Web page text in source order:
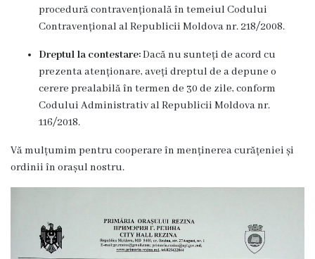
Plăți
încasate
Întreprinderi
subordonate
Grădinița
nr.1
,,Leagănul
copilăriei”
procedură contravențională în temeiul Codului
Contravențional al Republicii Moldova nr. 218/2008.
Dreptul la contestare:Dacă nu sunteți de acord cu
prezenta atenționare, aveți dreptul de a depune o
cerere prealabilă în termen de 30 de zile, conform
Codului Administrativ al Republicii Moldova nr.
116/2018.
Vă mulțumim pentru cooperare în menținerea curățeniei și
ordinii în orașul nostru.